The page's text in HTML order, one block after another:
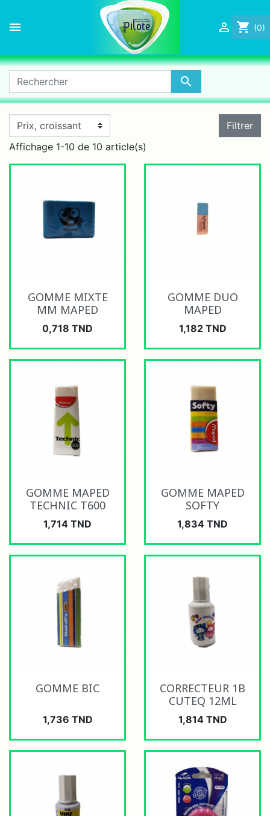
  shopping_cart (0)

Filtrer
Affichage 1-10 de 10 article(s)
GOMME MIXTE
MM MAPED
Prix
0,718 TND
GOMME DUO
MAPED
Prix
1,182 TND
GOMME MAPED
TECHNIC T600
Prix
1,714 TND
GOMME MAPED
SOFTY
Prix
1,834 TND
GOMME BIC
Prix
1,736 TND
CORRECTEUR 1B
CUTEQ 12ML
Prix
1,814 TND